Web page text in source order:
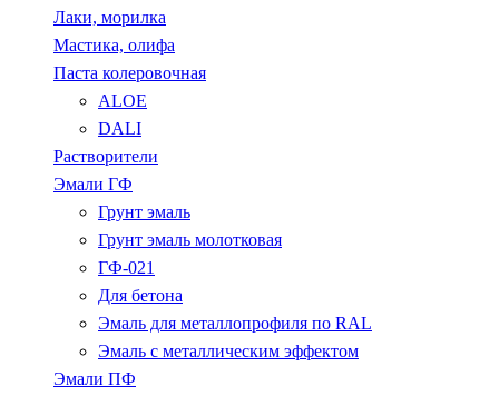
Лаки, морилка
Мастика, олифа
Паста колеровочная
ALOE
DALI
Растворители
Эмали ГФ
Грунт эмаль
Грунт эмаль молотковая
ГФ-021
Для бетона
Эмаль для металлопрофиля по RAL
Эмаль с металлическим эффектом
Эмали ПФ